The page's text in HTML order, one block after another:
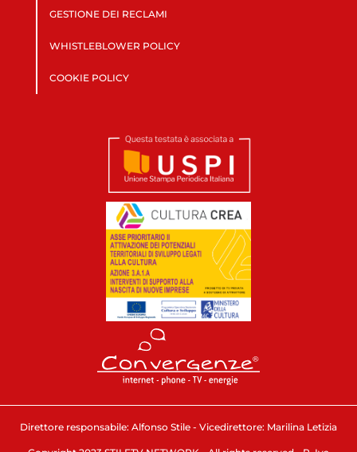
GESTIONE DEI RECLAMI
WHISTLEBLOWER POLICY
COOKIE POLICY
Direttore responsabile: Alfonso Stile - Vicedirettore: Marilina Letizia